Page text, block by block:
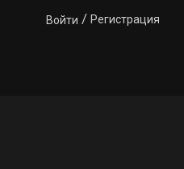
Войти / Регистрация